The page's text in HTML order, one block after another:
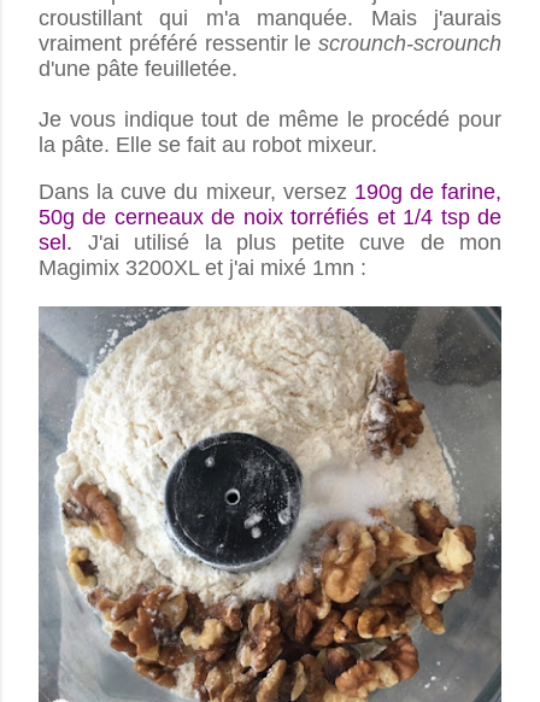
croustillant qui m'a manquée. Mais j'aurais
vraiment préféré ressentir le scrounch-scrounch
d'une pâte feuilletée.
Je vous indique tout de même le procédé pour
la pâte. Elle se fait au robot mixeur.
Dans la cuve du mixeur, versez 190g de farine,
50g de cerneaux de noix torréfiés et 1/4 tsp de
sel. J'ai utilisé la plus petite cuve de mon
Magimix 3200XL et j'ai mixé 1mn :